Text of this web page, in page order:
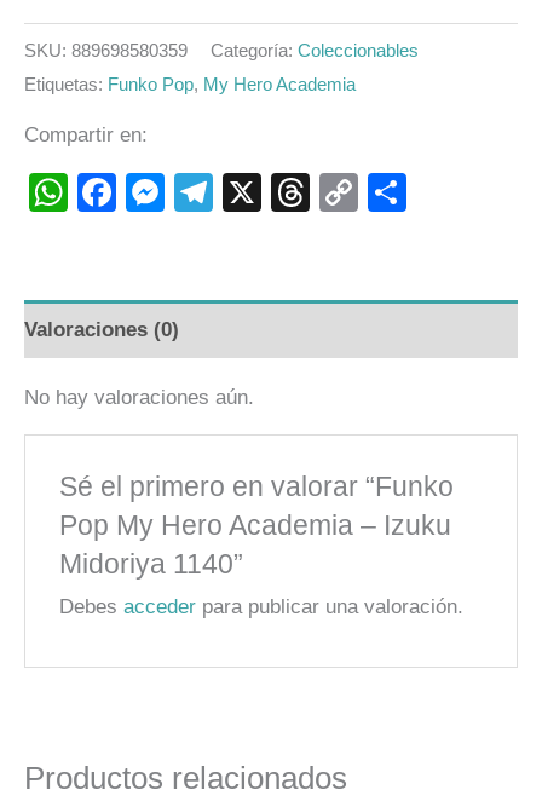
SKU: 889698580359 Categoría: Coleccionables
Etiquetas: Funko Pop, My Hero Academia
Compartir en:
WhatsApp
Facebook
Messenger
Telegram
X Threads
Copy
Valoraciones (0)
No hay valoraciones aún.
Sé el primero en valorar “Funko
Pop My Hero Academia – Izuku
Midoriya 1140”
Debesacceder para publicar una valoración.
Productos relacionados